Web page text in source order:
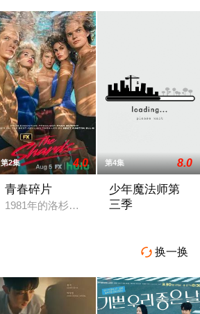
第2集 4.0
青春碎片
1981年的洛杉矶 ，一班精英名校的高中
第4集 8.0
少年魔法师第
三季
 换一换